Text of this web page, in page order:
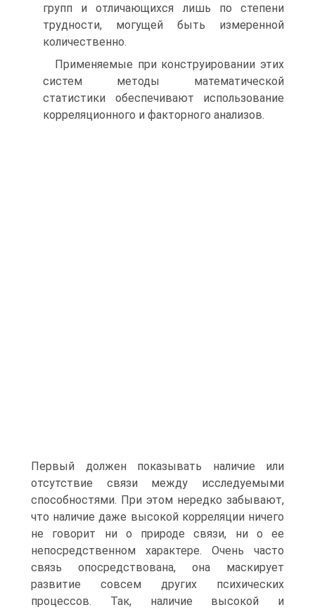
групп и отличающихся лишь по степени
трудности, могущей быть измеренной
количественно.
Применяемые при конструировании этих
систем методы математической
статистики обеспечивают использование
корреляционного и факторного анализов.
Первый должен показывать наличие или
отсутствие связи между исследуемыми
способностями. При этом нередко забывают,
что наличие даже высокой корреляции ничего
не говорит ни о природе связи, ни о ее
непосредственном характере. Очень часто
связь опосредствована, она маскирует
развитие совсем других психических
процессов. Так, наличие высокой и